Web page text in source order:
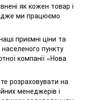
як кожен товар і
ми працюємо
приємні ціни та
пункту
компанії «Нова
розраховувати на
менеджерів і